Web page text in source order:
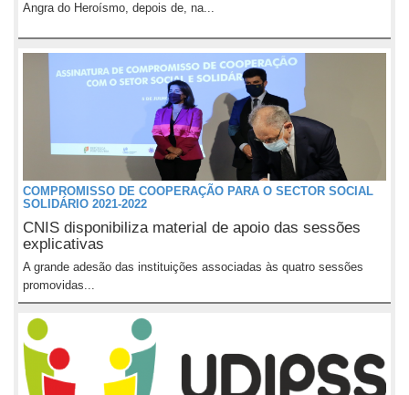
Angra do Heroísmo, depois de, na...
COMPROMISSO DE COOPERAÇÃO PARA O SECTOR SOCIAL
SOLIDÁRIO 2021-2022
CNIS disponibiliza material de apoio das sessões
explicativas
A grande adesão das instituições associadas às quatro sessões
promovidas...